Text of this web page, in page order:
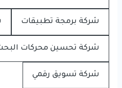
شركة برمجة تطبيقات
شركة تحسين محركات
شركة تسويق رقمي